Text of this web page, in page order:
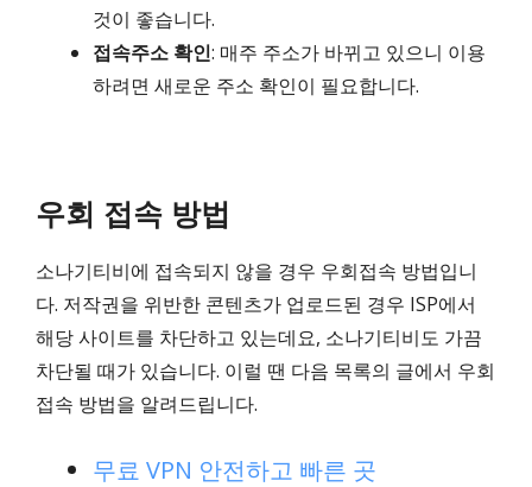
것이 좋습니다.
접속주소 확인: 매주 주소가 바뀌고 있으니 이용
하려면 새로운 주소 확인이 필요합니다.
우회 접속 방법
소나기티비에 접속되지 않을 경우 우회접속 방법입니
다. 저작권을 위반한 콘텐츠가 업로드된 경우 ISP에서
해당 사이트를 차단하고 있는데요, 소나기티비도 가끔
차단될 때가 있습니다. 이럴 땐 다음 목록의 글에서 우회
접속 방법을 알려드립니다.
무료 VPN 안전하고 빠른 곳